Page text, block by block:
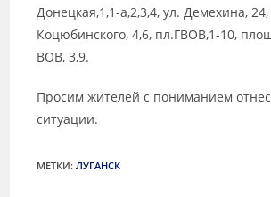
Донецкая,1,1-а,2,3,4, ул. Демехина, 24,
Коцюбинского, 4,6, пл.ГВОВ,1-10,
ВОВ, 3,9.
Просим жителей с пониманием
ситуации.
МЕТКИ:ЛУГАНСК